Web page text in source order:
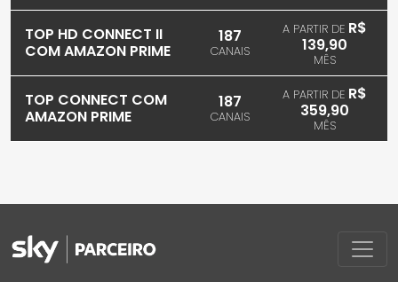
TOP HD CONNECT II
COM AMAZON PRIME
187
CANAIS
A PARTIR DE R$
139,90
MÊS
TOP CONNECT COM
AMAZON PRIME
187
CANAIS
A PARTIR DE R$
359,90
MÊS